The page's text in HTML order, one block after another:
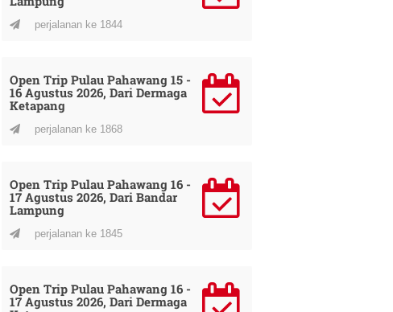
perjalanan ke 1844
Open Trip Pulau Pahawang 15 -
16 Agustus 2026, Dari Dermaga
Ketapang
perjalanan ke 1868
Open Trip Pulau Pahawang 16 -
17 Agustus 2026, Dari Bandar
Lampung
perjalanan ke 1845
Open Trip Pulau Pahawang 16 -
17 Agustus 2026, Dari Dermaga